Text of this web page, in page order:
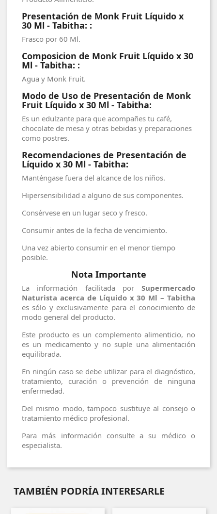
Presentación de Monk Fruit Líquido x
30 Ml - Tabitha: :
Frasco por 60 Ml.
Composicion de Monk Fruit Líquido x 30
Ml - Tabitha: :
Agua y Monk Fruit.
Modo de Uso de Presentación de Monk
Fruit Líquido x 30 Ml - Tabitha:
Es un edulzante para que acompañes tu café,
chocolate de mesa y otras bebidas y preparaciones
como postres.
Recomendaciones de Presentación de
Líquido x 30 Ml - Tabitha:
Manténgase fuera del alcance de los niños.
Hipersensibilidad a alguno de sus componentes.
Consérvese en un lugar seco y fresco.
Consumir antes de la fecha de vencimiento.
Una vez abierto consumir en el menor tiempo
posible.
Nota Importante
La información facilitada por Supermercado
Naturista acerca de Líquido x 30 Ml – Tabitha
es sólo y exclusivamente para el conocimiento de
modo general del producto.
Este producto es un complemento alimenticio, no
es un medicamento y no suple una alimentación
equilibrada.
En ningún caso se debe utilizar para el diagnóstico,
tratamiento, curación o prevención de ninguna
enfermedad.
Del mismo modo, tampoco sustituye al consejo o
tratamiento médico profesional.
Para más información consulte a su médico o
especialista.
TAMBIÉN PODRÍA INTERESARLE